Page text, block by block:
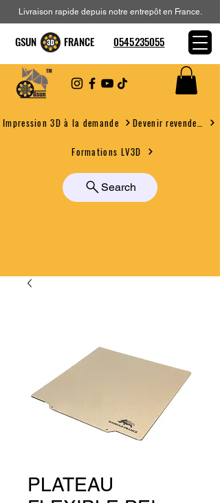
Impression 3D à la demande
Formations LV3D
Search
Livraison rapide depuis notre entrepôt en France.
GSUN FRANCE 0545235055
PLATEAU